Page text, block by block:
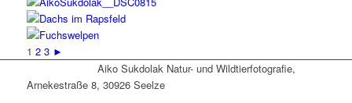
1 2 3 ►
Aiko Sukdolak Natur- und Wildtierfotografie,
Arnekestraße 8, 30926 Seelze